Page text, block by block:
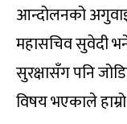
आन्दोलनको
महासचिव सुवेदी
सुरक्षासँग पनि
विषय भएकाले